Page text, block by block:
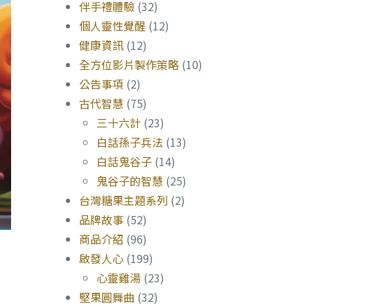
伴手禮體驗 (32)
個人靈性覺醒 (12)
健康資訊 (12)
全方位影片製作策略 (10)
公告事項 (2)
古代智慧 (75)
三十六計 (23)
白話孫子兵法 (13)
白話鬼谷子 (14)
鬼谷子的智慧 (25)
台灣糖果主題系列 (2)
品牌故事 (52)
商品介紹 (96)
啟發人心 (199)
心靈雞湯 (23)
堅果圓舞曲 (32)